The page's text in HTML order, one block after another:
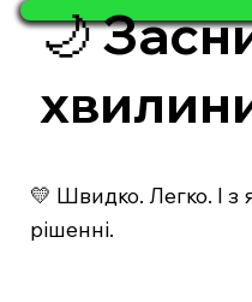
🌙
💛 Швидко. Легко. І з
рішенні.